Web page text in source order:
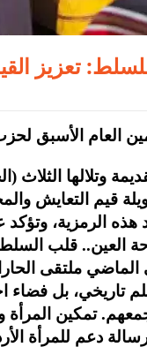
تعزيز
العام الأسبق
وتلالها الثلاث
التعايش
هذه الرمزية،
العين.. قلب
الماضي ملتقى
تاريخي، بل
تمكين
دعم للمرأة